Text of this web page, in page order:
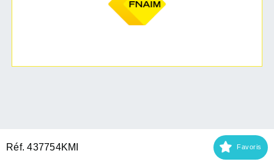
Réf. 437754KMI Favoris